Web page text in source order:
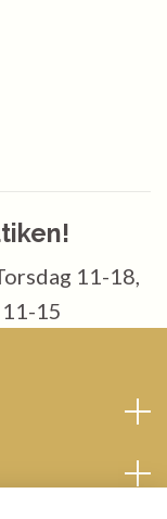
11-18,
15